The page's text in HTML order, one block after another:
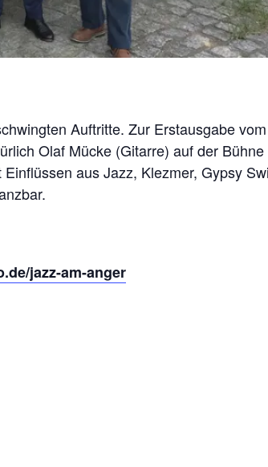
Auftritte. Zur Erstausgabe
Olaf Mücke (Gitarre) auf der
aus Jazz, Klezmer, Gypsy
jazz-am-anger